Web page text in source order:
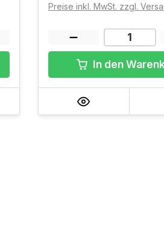
Preise inkl. MwSt. zzgl.
In den